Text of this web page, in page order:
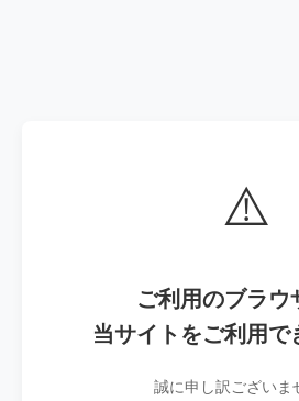
⚠️
ご利用のブラウ
当サイトをご利用で
誠に申し訳ございま